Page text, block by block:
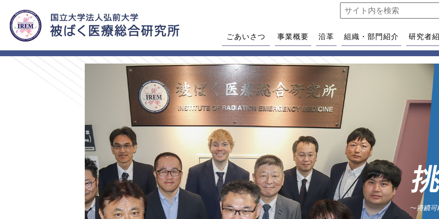
ごあいさつ 事業概要 沿革 組織・部門紹介 研究者